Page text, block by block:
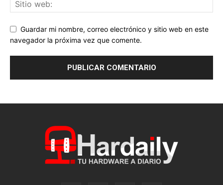
Guardar mi nombre, correo electrónico y sitio web en este
navegador la próxima vez que comente.